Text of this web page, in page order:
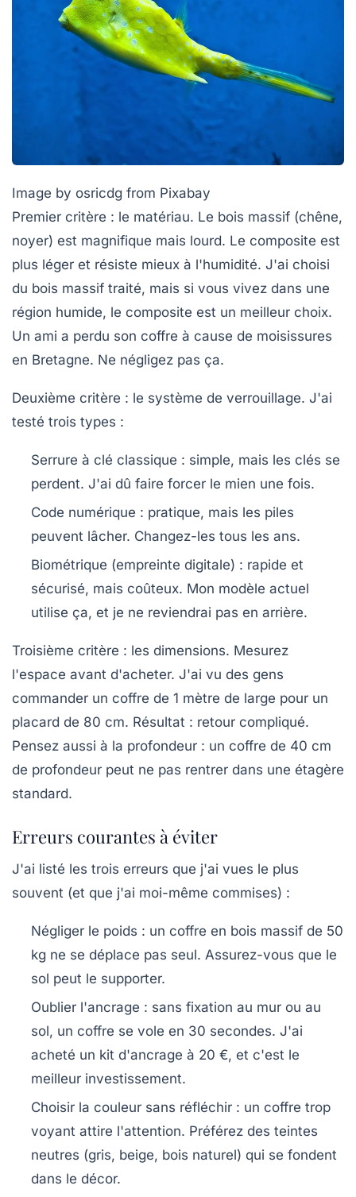
Image by osricdg from Pixabay
Premier critère : le matériau. Le bois massif (chêne,
noyer) est magnifique mais lourd. Le composite est
plus léger et résiste mieux à l'humidité. J'ai choisi
du bois massif traité, mais si vous vivez dans une
région humide, le composite est un meilleur choix.
Un ami a perdu son coffre à cause de moisissures
en Bretagne. Ne négligez pas ça.
Deuxième critère : le système de verrouillage. J'ai
testé trois types :
Serrure à clé classique : simple, mais les clés se
perdent. J'ai dû faire forcer le mien une fois.
Code numérique : pratique, mais les piles
peuvent lâcher. Changez-les tous les ans.
Biométrique (empreinte digitale) : rapide et
sécurisé, mais coûteux. Mon modèle actuel
utilise ça, et je ne reviendrai pas en arrière.
Troisième critère : les dimensions. Mesurez
l'espace avant d'acheter. J'ai vu des gens
commander un coffre de 1 mètre de large pour un
placard de 80 cm. Résultat : retour compliqué.
Pensez aussi à la profondeur : un coffre de 40 cm
de profondeur peut ne pas rentrer dans une étagère
standard.
Erreurs courantes à éviter
J'ai listé les trois erreurs que j'ai vues le plus
souvent (et que j'ai moi-même commises) :
Négliger le poids : un coffre en bois massif de 50
kg ne se déplace pas seul. Assurez-vous que le
sol peut le supporter.
Oublier l'ancrage : sans fixation au mur ou au
sol, un coffre se vole en 30 secondes. J'ai
acheté un kit d'ancrage à 20 €, et c'est le
meilleur investissement.
Choisir la couleur sans réfléchir : un coffre trop
voyant attire l'attention. Préférez des teintes
neutres (gris, beige, bois naturel) qui se fondent
dans le décor.